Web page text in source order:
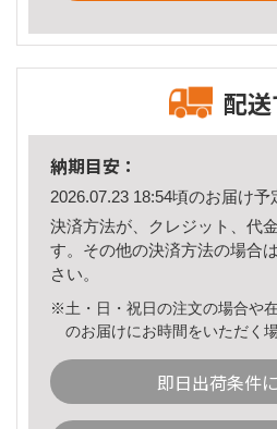
配
納期目安：
2026.07.23 18:54頃のお届け予
決済方法が、クレジット、代
す。その他の決済方法の場合は
さい。
※土・日・祝日の注文の場合や
のお届けにお時間をいただく
即日出荷条件